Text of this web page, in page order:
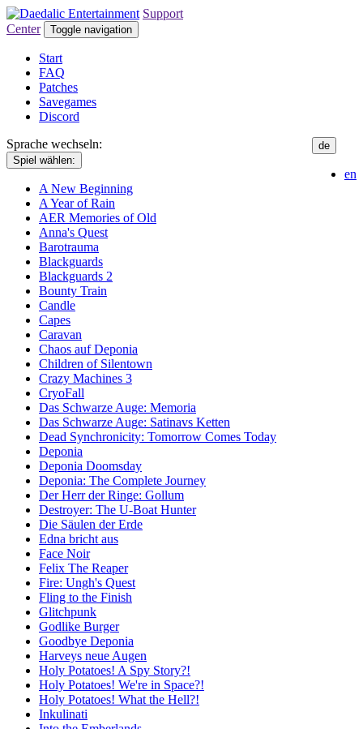
Support
Center
Toggle navigation
Start
FAQ
Patches
Savegames
Discord
Sprache wechseln:
de
en
Spiel wählen:
A New Beginning
A Year of Rain
AER Memories of Old
Anna's Quest
Barotrauma
Blackguards
Blackguards 2
Bounty Train
Candle
Capes
Caravan
Chaos auf Deponia
Children of Silentown
Crazy Machines 3
CryoFall
Das Schwarze Auge: Memoria
Das Schwarze Auge: Satinavs Ketten
Dead Synchronicity: Tomorrow Comes Today
Deponia
Deponia Doomsday
Deponia: The Complete Journey
Der Herr der Ringe: Gollum
Destroyer: The U-Boat Hunter
Die Säulen der Erde
Edna bricht aus
Face Noir
Felix The Reaper
Fire: Ungh's Quest
Fling to the Finish
Glitchpunk
Godlike Burger
Goodbye Deponia
Harveys neue Augen
Holy Potatoes! A Spy Story?!
Holy Potatoes! We're in Space?!
Holy Potatoes! What the Hell?!
Inkulinati